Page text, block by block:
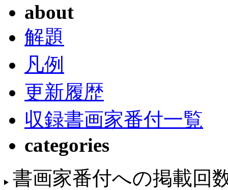
about
解題
凡例
更新履歴
収録書画家番付一覧
categories
書画家番付への掲載回